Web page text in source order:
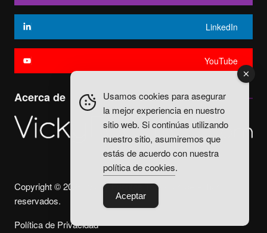
LinkedIn
YouTube
Acerca de
Copyright © 2025. Vicky Fuentes Todos los derechos
reservados.
Política de Privacidad
Usamos cookies para asegurar
la mejor experiencia en nuestro
sitio web. Si continúas utilizando
nuestro sitio, asumiremos que
estás de acuerdo con nuestra
política de cookies.
Aceptar